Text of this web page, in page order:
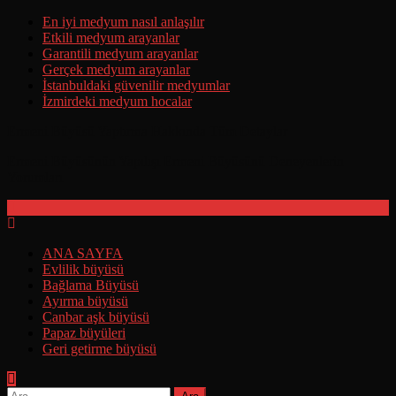
content
En iyi medyum nasıl anlaşılır
Etkili medyum arayanlar
Garantili medyum arayanlar
Gerçek medyum arayanlar
İstanbuldaki güvenilir medyumlar
İzmirdeki medyum hocalar
ANA SAYFA
Evlilik büyüsü
Bağlama Büyüsü
Ayırma büyüsü
Canbar aşk büyüsü
Papaz büyüleri
Geri getirme büyüsü